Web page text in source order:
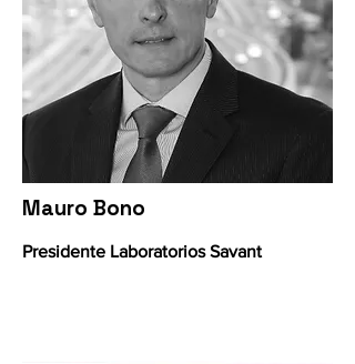
Mauro Bono
Presidente Laboratorios Savant